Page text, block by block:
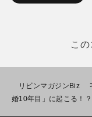
こ
リビンマガジンBiz
婚10年目」に起こる！？